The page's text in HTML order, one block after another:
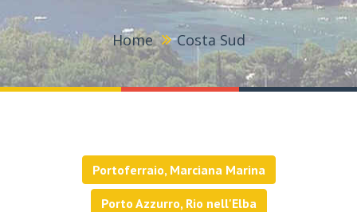
Home Costa Sud
Portoferraio, Marciana Marina
Porto Azzurro, Rio nell'Elba